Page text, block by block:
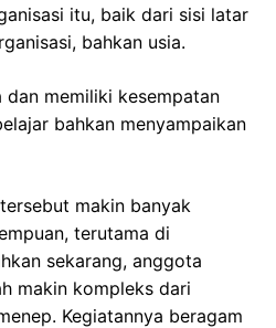
itu, baik dari sisi latar
bahkan usia.
dan memiliki kesempatan
bahkan menyampaikan
makin banyak
terutama di
sekarang, anggota
makin kompleks dari
Kegiatannya beragam